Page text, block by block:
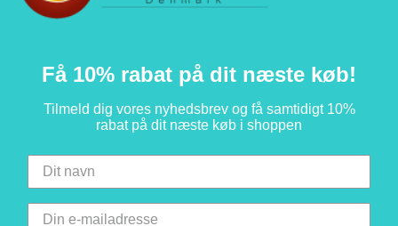
Få 10% rabat på dit næste køb!
Tilmeld dig vores nyhedsbrev og få samtidigt 10%
rabat på dit næste køb i shoppen